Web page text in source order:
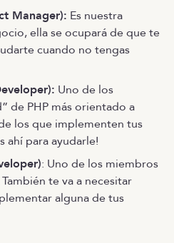
Manager): Es nuestra
ella se ocupará de que te
cuando no tengas
Uno de los
de PHP más orientado a
los que implementen tus
ahí para ayudarle!
: Uno de los miembros
te va a necesitar
alguna de tus